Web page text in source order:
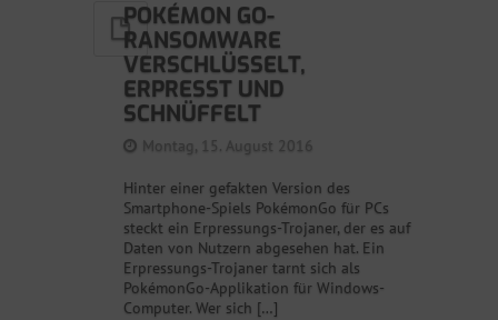
POKÉMON GO-
RANSOMWARE
VERSCHLÜSSELT,
ERPRESST UND
SCHNÜFFELT
Montag, 15. August 2016
Hinter einer gefakten Version des
Smartphone-Spiels PokémonGo für PCs
steckt ein Erpressungs-Trojaner, der es auf
Daten von Nutzern abgesehen hat. Ein
Erpressungs-Trojaner tarnt sich als
PokémonGo-Applikation für Windows-
Computer. Wer sich […]